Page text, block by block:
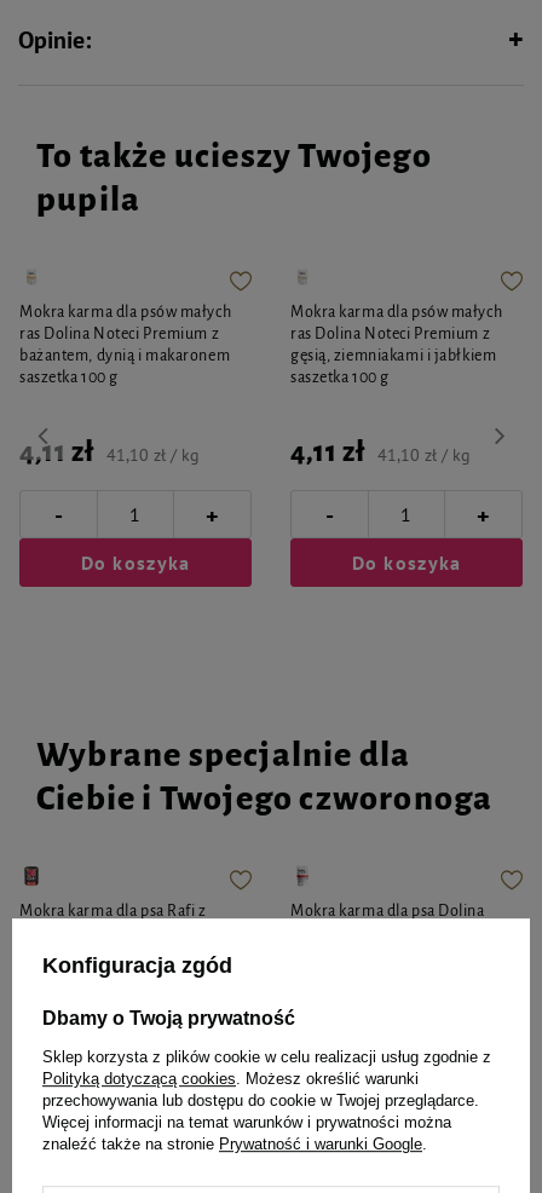
Opinie:
To także ucieszy Twojego
pupila
Mokra karma dla psów małych
ras Dolina Noteci Premium z
bażantem, dynią i makaronem
saszetka 100 g
4,11 zł 41,10 zł / kg
- +
Do koszyka
Mokra karma dla psów małych
ras Dolina Noteci Premium z
gęsią, ziemniakami i jabłkiem
saszetka 100 g
4,11 zł 41,10 zł / kg
- +
Do koszyka
Wybrane specjalnie dla
Ciebie i Twojego czworonoga
Mokra karma dla psa Rafi z
8,39 zł 10,49 zł / kg
- +
Do koszyka
Mokra karma dla psa Dolina
5,14 zł 34,27 zł / kg
-
Do koszyka
Konfiguracja zgód
Dbamy o Twoją prywatność
Sklep korzysta z plików cookie w celu realizacji usług zgodnie z
Polityką dotyczącą cookies . Możesz określić warunki
przechowywania lub dostępu do cookie w Twojej przeglądarce.
Więcej informacji na temat warunków i prywatności można
znaleźć także na stronie Prywatność i warunki Google